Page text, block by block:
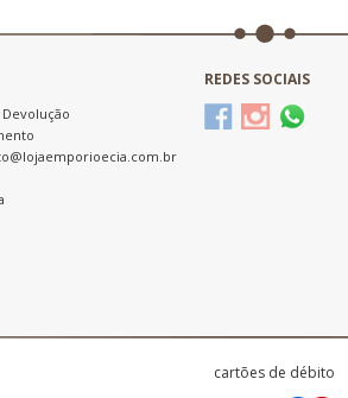
REDES SOCIAIS
cartões de débito